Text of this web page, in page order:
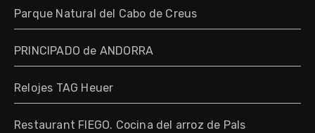
Parque Natural del Cabo de Creus
PRINCIPADO de ANDORRA
Relojes TAG Heuer
Restaurant FIEGO. Cocina del arroz de Pals